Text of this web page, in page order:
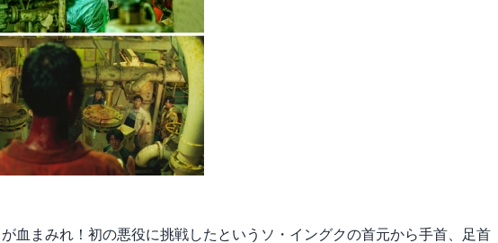
血まみれ！初の悪役に挑戦したというソ・イングクの首元から手首、足首